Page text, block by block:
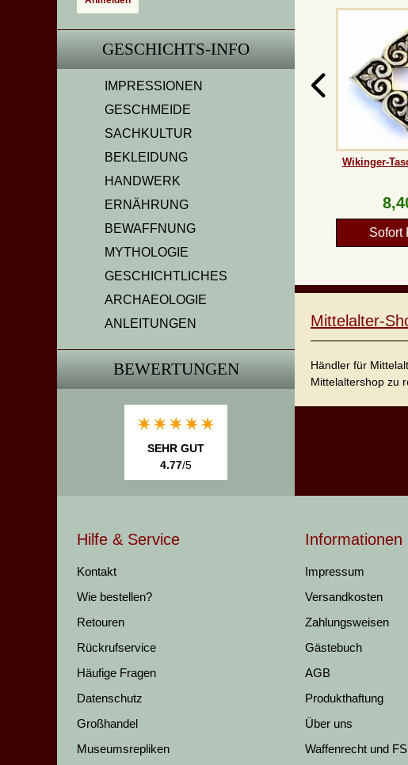
GESCHICHTS-INFO
IMPRESSIONEN
GESCHMEIDE
SACHKULTUR
BEKLEIDUNG
HANDWERK
ERNÄHRUNG
BEWAFFNUNG
MYTHOLOGIE
GESCHICHTLICHES
ARCHAEOLOGIE
ANLEITUNGEN
BEWERTUNGEN
SEHR GUT
4.77/5
Wikinger-
Sofort
Mittelalter-
Händler für
Mittelaltershop zu
Hilfe & Service
Kontakt
Wie bestellen?
Retouren
Rückrufservice
Häufige Fragen
Datenschutz
Großhandel
Museumsrepliken
Informationen
Impressum
Versandkosten
Zahlungsweisen
Gästebuch
AGB
Produkthaftung
Über uns
Waffenrecht und